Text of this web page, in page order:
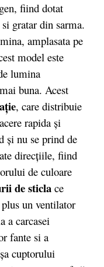
fiind dotat
gratar din sarma.
amplasata pe
model este
lumina
buna. Acest
, care distribuie
rapida şi
şi nu se prind de
direcţiile, fiind
de culoare
de sticlace
un ventilator
a carcasei
fante si a
cuptorului